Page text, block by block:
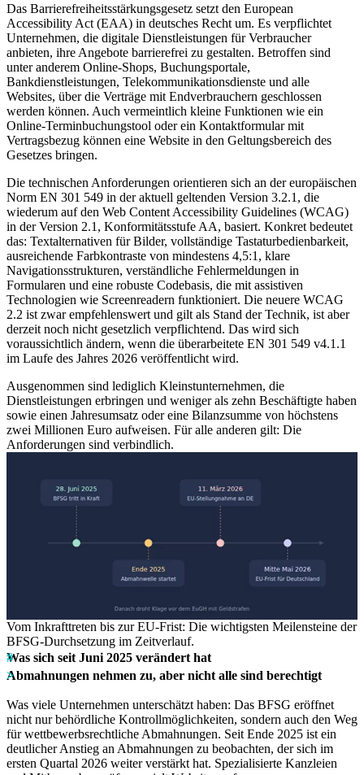
Das Barrierefreiheitsstärkungsgesetz setzt den European
Accessibility Act (EAA) in deutsches Recht um. Es verpflichtet
Unternehmen, die digitale Dienstleistungen für Verbraucher
anbieten, ihre Angebote barrierefrei zu gestalten. Betroffen sind
unter anderem Online-Shops, Buchungsportale,
Bankdienstleistungen, Telekommunikationsdienste und alle
Websites, über die Verträge mit Endverbrauchern geschlossen
werden können. Auch vermeintlich kleine Funktionen wie ein
Online-Terminbuchungstool oder ein Kontaktformular mit
Vertragsbezug können eine Website in den Geltungsbereich des
Gesetzes bringen.
Die technischen Anforderungen orientieren sich an der europäischen
Norm EN 301 549 in der aktuell geltenden Version 3.2.1, die
wiederum auf den Web Content Accessibility Guidelines (WCAG)
in der Version 2.1, Konformitätsstufe AA, basiert. Konkret bedeutet
das: Textalternativen für Bilder, vollständige Tastaturbedienbarkeit,
ausreichende Farbkontraste von mindestens 4,5:1, klare
Navigationsstrukturen, verständliche Fehlermeldungen in
Formularen und eine robuste Codebasis, die mit assistiven
Technologien wie Screenreadern funktioniert. Die neuere WCAG
2.2 ist zwar empfehlenswert und gilt als Stand der Technik, ist aber
derzeit noch nicht gesetzlich verpflichtend. Das wird sich
voraussichtlich ändern, wenn die überarbeitete EN 301 549 v4.1.1
im Laufe des Jahres 2026 veröffentlicht wird.
Ausgenommen sind lediglich Kleinstunternehmen, die
Dienstleistungen erbringen und weniger als zehn Beschäftigte haben
sowie einen Jahresumsatz oder eine Bilanzsumme von höchstens
zwei Millionen Euro aufweisen. Für alle anderen gilt: Die
Anforderungen sind verbindlich.
Vom Inkrafttreten bis zur EU-Frist: Die wichtigsten Meilensteine der
BFSG-Durchsetzung im Zeitverlauf.
Was sich seit Juni 2025 verändert hat
Abmahnungen nehmen zu, aber nicht alle sind berechtigt
Was viele Unternehmen unterschätzt haben: Das BFSG eröffnet
nicht nur behördliche Kontrollmöglichkeiten, sondern auch den Weg
für wettbewerbsrechtliche Abmahnungen. Seit Ende 2025 ist ein
deutlicher Anstieg an Abmahnungen zu beobachten, der sich im
ersten Quartal 2026 weiter verstärkt hat. Spezialisierte Kanzleien